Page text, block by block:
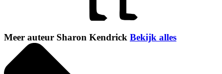
Meer auteur Sharon Kendrick Bekijk alles